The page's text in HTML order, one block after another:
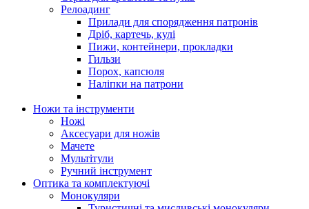
Релоадинг
Прилади для спорядження патронів
Дріб, картечь, кулі
Пижи, контейнери, прокладки
Гильзи
Порох, капсюля
Наліпки на патрони
Ножи та інструменти
Ножі
Аксесуари для ножів
Мачете
Мультітули
Ручний інструмент
Оптика та комплектуючі
Монокуляри